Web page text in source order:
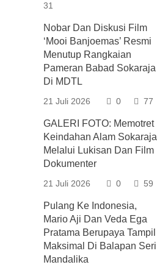
31
Nobar Dan Diskusi Film
‘Mooi Banjoemas’ Resmi
Menutup Rangkaian
Pameran Babad Sokaraja
Di MDTL
21 Juli 2026 0 77
GALERI FOTO: Memotret
Keindahan Alam Sokaraja
Melalui Lukisan Dan Film
Dokumenter
21 Juli 2026 0 59
Pulang Ke Indonesia,
Mario Aji Dan Veda Ega
Pratama Berupaya Tampil
Maksimal Di Balapan Seri
Mandalika